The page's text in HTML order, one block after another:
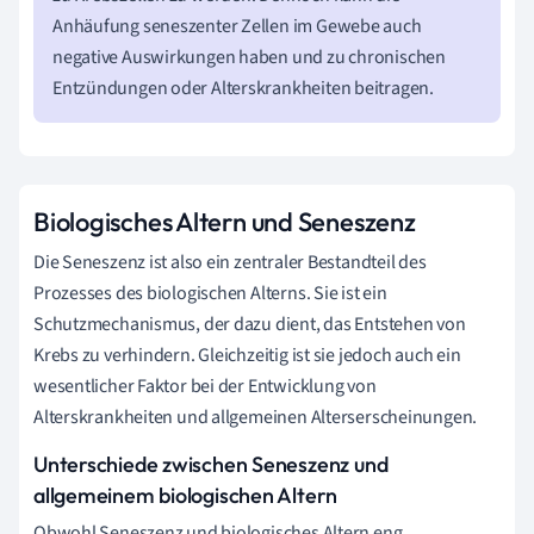
Anhäufung seneszenter Zellen im Gewebe auch
negative Auswirkungen haben und zu chronischen
Entzündungen oder Alterskrankheiten beitragen.
Biologisches Altern und Seneszenz
Die Seneszenz ist also ein zentraler Bestandteil des
Prozesses des biologischen Alterns. Sie ist ein
Schutzmechanismus, der dazu dient, das Entstehen von
Krebs zu verhindern. Gleichzeitig ist sie jedoch auch ein
wesentlicher Faktor bei der Entwicklung von
Alterskrankheiten und allgemeinen Alterserscheinungen.
Unterschiede zwischen Seneszenz und
allgemeinem biologischen Altern